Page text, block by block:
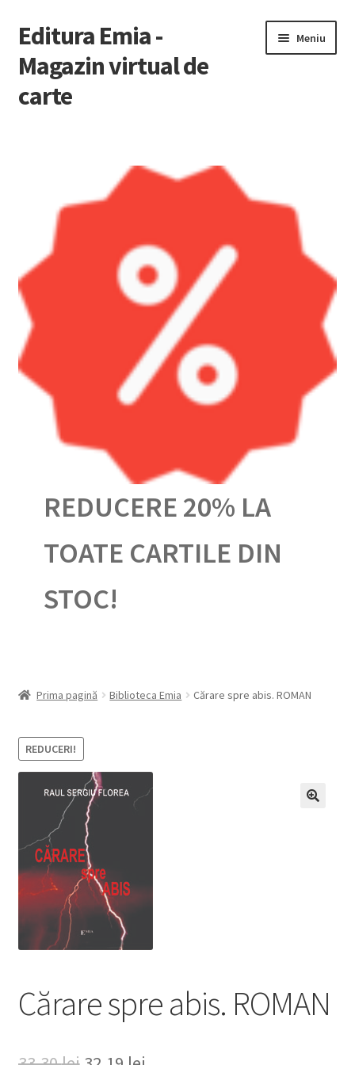
Sari
la
navigare
Sari
la
conținut
Editura Emia -
Magazin virtual de
carte
Meniu
Contul Meu
Finalizare Comandă
Newsletter
Urmărește-ți comanda
REDUCERE 20% LA
TOATE CARTILE DIN
STOC!
Prima pagină Biblioteca Emia Cărare spre abis. ROMAN
REDUCERI!
Cărare spre abis. ROMAN